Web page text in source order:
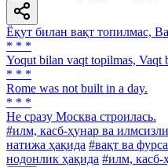
Ёқут билан вақт топилмас,
* * *
Yoqut bilan vaqt topilmas, Vaqt
* * *
Rome was not built in a day.
* * *
He сразу Москва строилась.
#илм, касб-ҳунар ва
натижа ҳақида #вақт ва
нодонлик ҳақида #илм, касб-